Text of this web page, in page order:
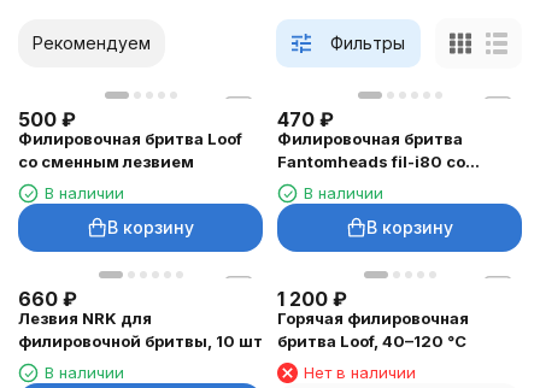
Рекомендуем Фильтры
500 ₽
Филировочная бритва Loof
со сменным лезвием
В наличии
В корзину
470 ₽
Филировочная бритва
Fantomheads fil-i80 со
сменным лезвием
В наличии
В корзину
660 ₽
Лезвия NRK для
филировочной бритвы, 10 шт
В наличии
1 200 ₽
Горячая филировочная
бритва Loof, 40–120 °C
Нет в наличии